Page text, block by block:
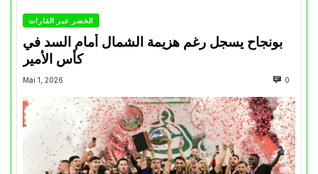
الخضر عبر القارات
بونجاح يسجل رغم هزيمة الشمال أمام السد في
كأس الأمير
Mai 1, 2026 0